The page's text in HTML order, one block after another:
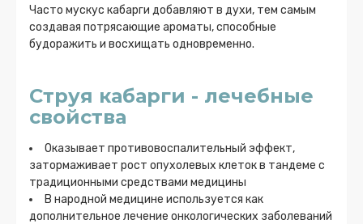
Часто мускус кабарги добавляют в духи, тем самым
создавая потрясающие ароматы, способные
будоражить и восхищать одновременно.
Струя кабарги - лечебные
свойства
Оказывает противовоспалительный эффект,
затормаживает рост опухолевых клеток в тандеме с
традиционными средствами медицины
В народной медицине используется как
дополнительное лечение онкологических заболеваний